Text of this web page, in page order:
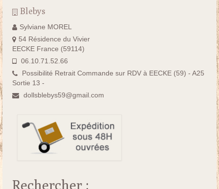
Blebys
Sylviane MOREL
54 Résidence du Vivier
EECKE France (59114)
06.10.71.52.66
Possibilité Retrait Commande sur RDV à EECKE (59) - A25
Sortie 13 -
dollsblebys59@gmail.com
Rechercher :